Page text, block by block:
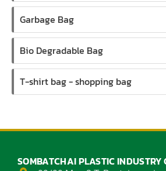
Garbage Bag
Bio Degradable Bag
T-shirt bag - shopping bag
SOMBATCHAI PLASTIC INDUSTRY